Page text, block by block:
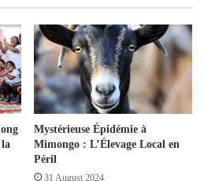
la
Mystérieuse Épidémie à
Mimongo : L’Élevage Local en
Péril
31 August 2024